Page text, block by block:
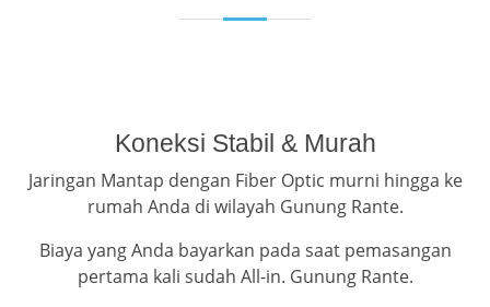
Koneksi Stabil & Murah
Jaringan Mantap dengan Fiber Optic murni hingga ke
rumah Anda di wilayah Gunung Rante.
Biaya yang Anda bayarkan pada saat pemasangan
pertama kali sudah All-in. Gunung Rante.